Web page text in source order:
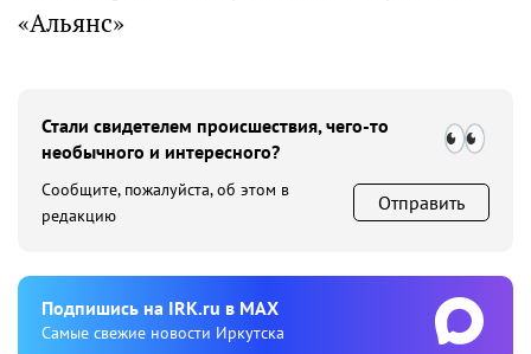
«Альянс»
Стали свидетелем происшествия, чего-то
необычного и интересного?
Сообщите, пожалуйста, об этом в
редакцию
Отправить
Подпишиcь на IRK.ru в MAX
Cамые свежие новости Иркутска